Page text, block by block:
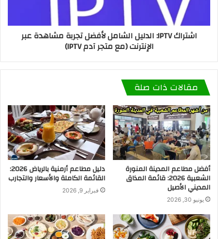
اشتراك IPTV: الدليل الشامل لأفضل تجربة مشاهدة عبر
الإنترنت (مع متجر آدم IPTV)
مقالات ذات صلة
أفضل مطاعم المدينة المنورة
الشعبية 2026: قائمة المذاق
المديني الأصيل
يونيو 30, 2026
دليل مطاعم أرمنية بالرياض 2026:
القائمة الكاملة والأسعار والتجارب
فبراير 9, 2026